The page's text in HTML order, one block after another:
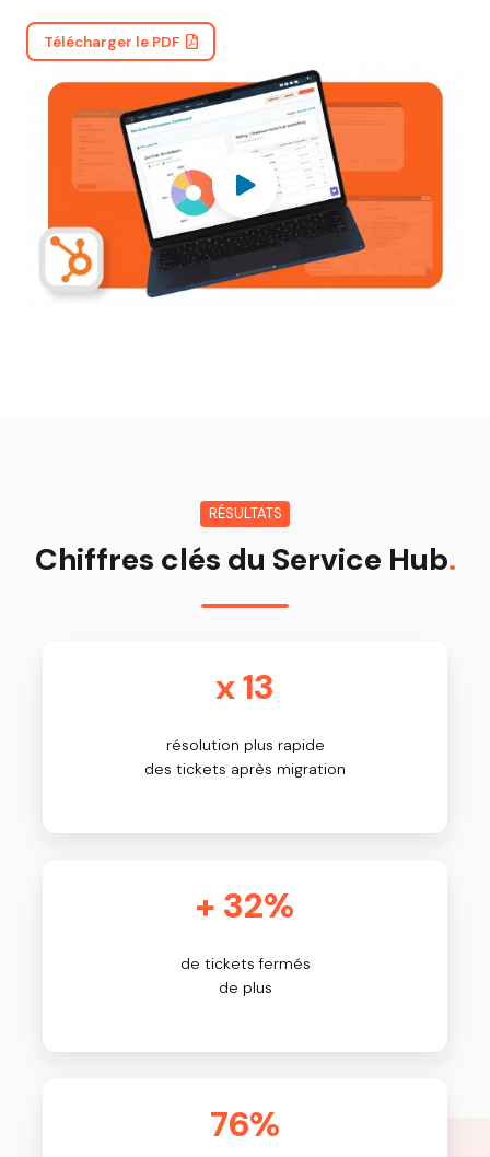
Télécharger le PDF
RÉSULTATS
Chiffres clés du Service Hub.
x 13
résolution plus rapide
des tickets après migration
+ 32%
de tickets fermés
de plus
76%